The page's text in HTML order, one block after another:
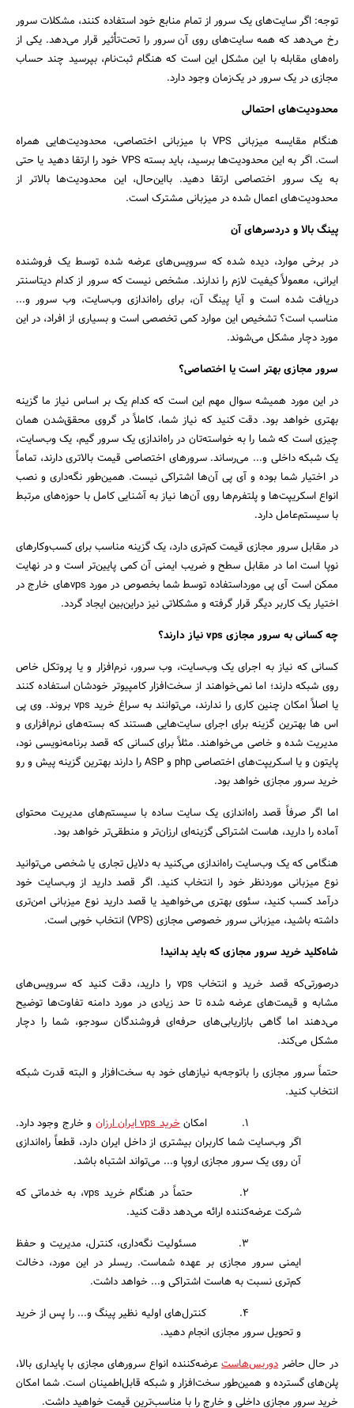
توجه: اگر سایت‌های یک سرور از تمام منابع خود استفاده کنند، مشکلات سرور
رخ می‌دهد که همه سایت‌های روی آن سرور را تحت‌تأثیر قرار می‌دهد. یکی از
راه‌های مقابله با این مشکل این است که هنگام ثبت‌نام، بپرسید چند حساب
مجازی در یک سرور در یک‌زمان وجود دارد.
محدودیت‌های احتمالی
هنگام مقایسه میزبانی VPS با میزبانی اختصاصی، محدودیت‌هایی همراه
است. اگر به این محدودیت‌ها برسید، باید بسته VPS خود را ارتقا دهید یا حتی
به یک سرور اختصاصی ارتقا دهید. بااین‌حال، این محدودیت‌ها بالاتر از
محدودیت‌های اعمال شده در میزبانی مشترک است.
پینگ بالا و دردسرهای آن
در برخی موارد، دیده شده که سرویس‌های عرضه شده توسط یک فروشنده
ایرانی، معمولاً کیفیت لازم را ندارند. مشخص نیست که سرور از کدام دیتاسنتر
دریافت شده است و آیا پینگ آن، برای راه‌اندازی وب‌سایت، وب سرور و...
مناسب است؟ تشخیص این موارد کمی تخصصی است و بسیاری از افراد، در این
مورد دچار مشکل می‌شوند.
سرور مجازی بهتر است یا اختصاصی؟
در این مورد همیشه سوال مهم این است که کدام یک بر اساس نیاز ما گزینه
بهتری خواهد بود. دقت کنید که نیاز شما، کاملاً در گروی محقق‌شدن همان
چیزی است که شما را به خواسته‌تان در راه‌اندازی یک سرور گیم، یک وب‌سایت،
یک شبکه داخلی و... می‌رساند. سرورهای اختصاصی قیمت بالاتری دارند، تماماً
در اختیار شما بوده و آی پی آن‌ها اشتراکی نیست. همین‌طور نگه‌داری و نصب
انواع اسکریپت‌ها و پلتفرم‌ها روی آن‌ها نیاز به آشنایی کامل با حوزه‌های مرتبط
با سیستم‌عامل دارد.
در مقابل سرور مجازی قیمت کم‌تری دارد، یک گزینه مناسب برای کسب‌وکارهای
نوپا است اما در مقابل سطح و ضریب ایمنی آن کمی پایین‌تر است و در نهایت
ممکن است آی پی مورداستفاده توسط شما بخصوص در مورد vpsهای خارج در
اختیار یک کاربر دیگر قرار گرفته و مشکلاتی نیز دراین‌بین ایجاد گردد.
چه کسانی به سرور مجازی vps نیاز دارند؟
کسانی که نیاز به اجرای یک وب‌سایت، وب سرور، نرم‌افزار و یا پروتکل خاص
روی شبکه دارند؛ اما نمی‌خواهند از سخت‌افزار کامپیوتر خودشان استفاده کنند
یا اصلاً امکان چنین کاری را ندارند، می‌توانند به سراغ خرید vps بروند. وی پی
اس ها بهترین گزینه برای اجرای سایت‌هایی هستند که بسته‌های نرم‌افزاری و
مدیریت شده و خاصی می‌خواهند. مثلاً برای کسانی که قصد برنامه‌نویسی نود،
پایتون و یا اسکریپت‌های اختصاصی php و ASP را دارند بهترین گزینه پیش و رو
خرید سرور مجازی خواهد بود.
اما اگر صرفاً قصد راه‌اندازی یک سایت ساده با سیستم‌های مدیریت محتوای
آماده را دارید، هاست اشتراکی گزینه‌ای ارزان‌تر و منطقی‌تر خواهد بود.
هنگامی که یک وب‌سایت راه‌اندازی می‌کنید به دلایل تجاری یا شخصی می‌توانید
نوع میزبانی موردنظر خود را انتخاب کنید. اگر قصد دارید از وب‌سایت خود
درآمد کسب کنید، سئوی بهتری می‌خواهید یا قصد دارید نوع میزبانی امن‌تری
داشته باشید، میزبانی سرور خصوصی مجازی (VPS) انتخاب خوبی است.
شاه‌کلید خرید سرور مجازی که باید بدانید!
درصورتی‌که قصد خرید و انتخاب vps را دارید، دقت کنید که سرویس‌های
مشابه و قیمت‌های عرضه شده تا حد زیادی در مورد دامنه تفاوت‌ها توضیح
می‌دهند اما گاهی بازاریابی‌های حرفه‌ای فروشندگان سودجو، شما را دچار
مشکل می‌کند.
حتماً سرور مجازی را باتوجه‌به نیازهای خود به سخت‌افزار و البته قدرت شبکه
انتخاب کنید.
1. امکان
خرید vps ایران ارزان
و خارج وجود دارد.
اگر وب‌سایت شما کاربران بیشتری از داخل ایران دارد، قطعاً راه‌اندازی
آن روی یک سرور مجازی اروپا و... می‌تواند اشتباه باشد.
2. حتماً در هنگام خرید vps، به خدماتی که
شرکت عرضه‌کننده ارائه می‌دهد دقت کنید.
3. مسئولیت نگه‌داری، کنترل، مدیریت و حفظ
ایمنی سرور مجازی بر عهده شماست. ریسلر در این مورد، دخالت
کم‌تری نسبت به هاست اشتراکی و... خواهد داشت.
4. کنترل‌های اولیه نظیر پینگ و... را پس از خرید
و تحویل سرور مجازی انجام دهید.
در حال حاضردوریس‌هاستعرضه‌کننده انواع سرورهای مجازی با پایداری بالا،
پلن‌های گسترده و همین‌طور سخت‌افزار و شبکه قابل‌اطمینان است. شما امکان
خرید سرور مجازی داخلی و خارج را با مناسب‌ترین قیمت خواهید داشت.